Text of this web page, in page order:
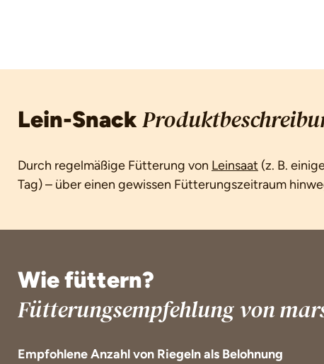
Lein-Snack
Durch regelmäßige Fütterung von Leinsaat (z. B.
Tag) – über einen gewissen Fütterungszeitraum
Wie füttern?
Fütterungsempfehlung von
Empfohlene Anzahl von Riegeln als Belohnung